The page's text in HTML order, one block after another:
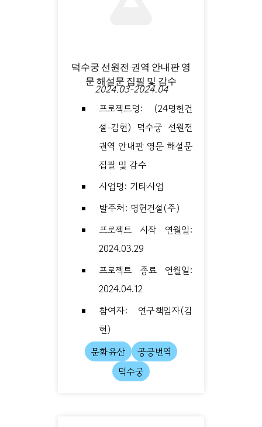
덕수궁 선원전 권역 안내판 영
문 해설문 집필 및 감수
2024.03-2024.04
프로젝트명: (24명헌건
설-김현) 덕수궁 선원전
권역 안내판 영문 해설문
집필 및 감수
사업명: 기타사업
발주처: 명헌건설(주)
프로젝트 시작 연월일:
2024.03.29
프로젝트 종료 연월일:
2024.04.12
참여자: 연구책임자(김
현)
문화유산
공공번역
덕수궁